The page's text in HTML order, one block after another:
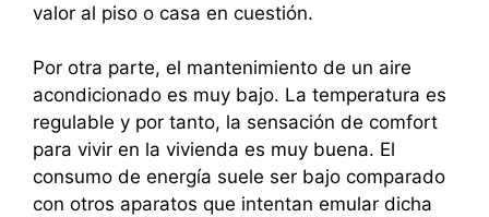
valor al piso o casa en cuestión.
Por otra parte, el mantenimiento de un aire
acondicionado es muy bajo. La temperatura es
regulable y por tanto, la sensación de comfort
para vivir en la vivienda es muy buena. El
consumo de energía suele ser bajo comparado
con otros aparatos que intentan emular dicha